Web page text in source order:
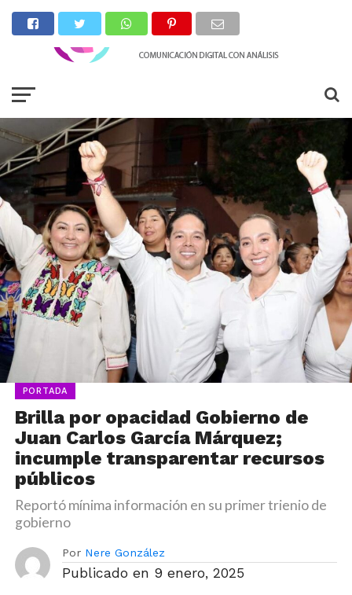
PORTADA
Brilla por opacidad Gobierno de
Juan Carlos García Márquez;
incumple transparentar recursos
públicos
Reportó mínima información en su primer trienio de
gobierno
Por Nere González
Publicado en 9 enero, 2025